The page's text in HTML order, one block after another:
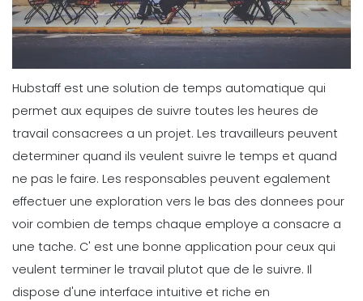
Hubstaff est une solution de temps automatique qui
permet aux equipes de suivre toutes les heures de
travail consacrees a un projet. Les travailleurs peuvent
determiner quand ils veulent suivre le temps et quand
ne pas le faire. Les responsables peuvent egalement
effectuer une exploration vers le bas des donnees pour
voir combien de temps chaque employe a consacre a
une tache. C' est une bonne application pour ceux qui
veulent terminer le travail plutot que de le suivre. Il
dispose d'une interface intuitive et riche en